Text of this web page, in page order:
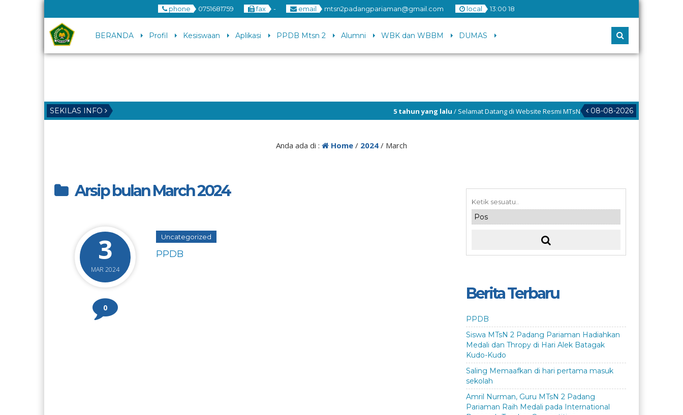
phone 0751681759 fax - email mtsn2padangpariaman@gmail.com local 13:00 18
BERANDA Profil Kesiswaan Aplikasi PPDB Mtsn 2 Alumni WBK dan WBBM DUMAS
SEKILAS INFO 08-08-2026
5 tahun yang lalu/ Selamat Datang di Website Resmi MTsN 2 Padang Pariaman, menuju :
Anda ada di : Home / 2024 / March
Arsip bulan March 2024
3
MAR 2024
0
Uncategorized
PPDB
Berita Terbaru
PPDB
Siswa MTsN 2 Padang Pariaman Hadiahkan
Medali dan Thropy di Hari Alek Batagak
Kudo-Kudo
Saling Memaafkan di hari pertama masuk
sekolah
Amril Nurman, Guru MTsN 2 Padang
Pariaman Raih Medali pada International